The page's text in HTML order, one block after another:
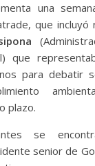
una
que incluyó
que
para debatir
plazo.
se
senior de